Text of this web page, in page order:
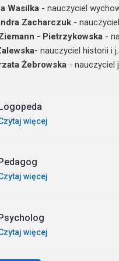
Wasilka - nauczyciel
Zacharczuk-
- Pietrzykowska-
nauczyciel historii i
Żebrowska- nauczyciel
więcej
Pedagog
więcej
więcej